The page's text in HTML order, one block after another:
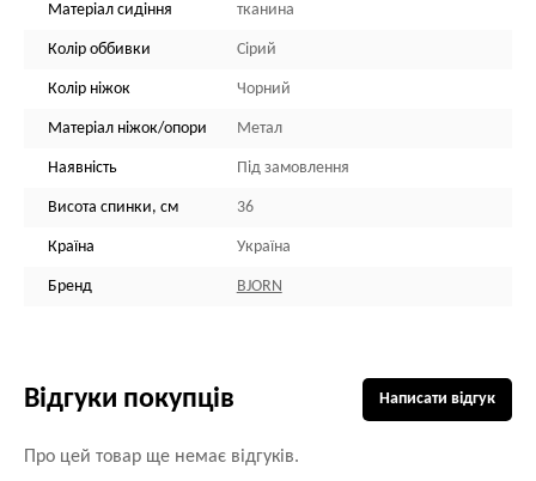
Матеріал сидіння тканина
Колір оббивки Сірий
Колір ніжок Чорний
Матеріал ніжок/опори Метал
Наявність Під замовлення
Висота спинки, см 36
Країна Україна
Бренд BJORN
Відгуки покупців
Про цей товар ще немає відгуків.
Написати відгук